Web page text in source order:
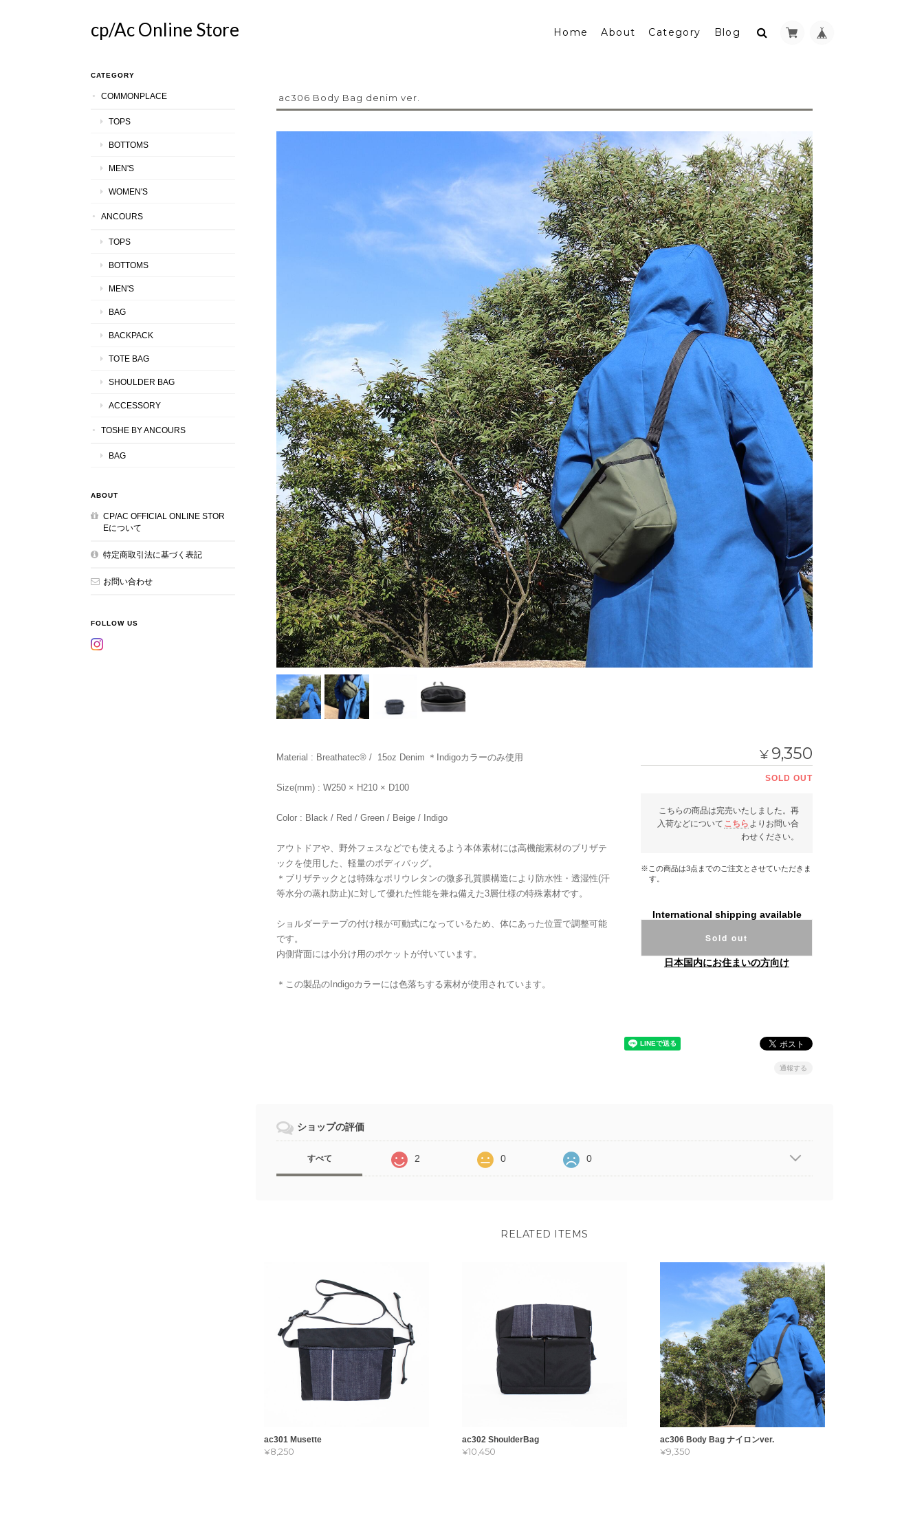
cp/Ac Online Store Home About Category Blog
ac306 Body Bag denim ver.
Material : Breathatec®︎ / 15oz Denim ＊Indigoカラーのみ使用
Size(mm) : W250 × H210 × D100
Color : Black / Red / Green / Beige / Indigo
アウトドアや、野外フェスなどでも使えるよう本体素材には高機能素材のブリザテ
ックを使用した、軽量のボディバッグ。
＊ブリザテックとは特殊なポリウレタンの微多孔質膜構造により防水性・透湿性(汗
等水分の蒸れ防止)に対して優れた性能を兼ね備えた3層仕様の特殊素材です。
ショルダーテープの付け根が可動式になっているため、体にあった位置で調整可能
です。
内側背面には小分け用のポケットが付いています。
＊この製品のIndigoカラーには色落ちする素材が使用されています。
¥ 9,350
SOLD OUT
こちらの商品は完売いたしました。再
入荷などについて こちら よりお問い合
わせください。
※この商品は3点までのご注文とさせていただきま
す。
International shipping available
Sold out
日本国内にお住まいの方向け
通報する
ショップの評価
すべて 2 0 0
RELATED ITEMS
ac301 Musette
¥8,250
ac302 ShoulderBag
¥10,450
ac306 Body Bag ナイロンver.
¥9,350
CATEGORY
COMMONPLACE
TOPS
BOTTOMS
MEN'S
WOMEN'S
ANCOURS
TOPS
BOTTOMS
MEN'S
BAG
BACKPACK
TOTE BAG
SHOULDER BAG
ACCESSORY
TOSHE BY ANCOURS
BAG
ABOUT
CP/AC OFFICIAL ONLINE STOR
Eについて
特定商取引法に基づく表記
お問い合わせ
FOLLOW US